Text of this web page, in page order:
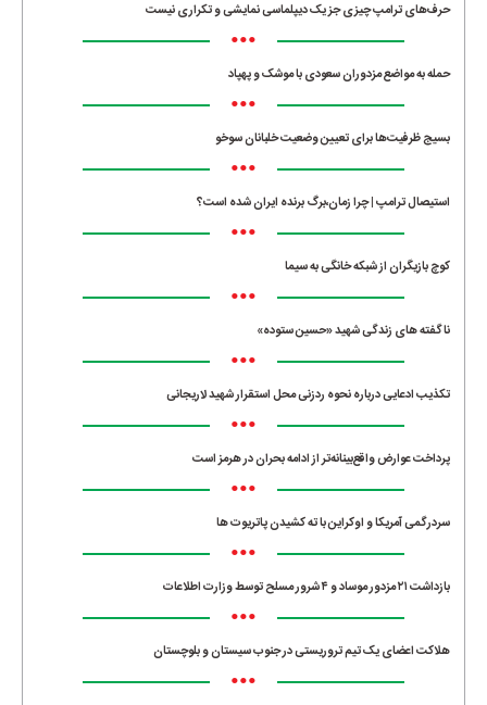
حرف‌های ترامپ چیزی جز یک دیپلماسی نمایشی و تکراری نیست
•••
حمله به مواضع مزدوران سعودی با موشک و پهپاد
•••
بسیج ظرفیت‌ها برای تعیین وضعیت خلبانان سوخو
•••
استیصال ترامپ | چرا زمان،برگ برنده ایران شده است؟
•••
کوچ بازیگران از شبکه خانگی به سیما
•••
ناگفته های زندگی شهید «حسین ستوده»
•••
تکذیب ادعایی درباره نحوه ردزنی محل استقرار شهید لاریجانی
•••
پرداخت عوارض واقع‌بینانه‌تر از ادامه بحران در هرمز است
•••
سردرگمی آمریکا و اوکراین با ته کشیدن پاتریوت ها
•••
بازداشت ۲۱ مزدور موساد و ۴ شرور مسلح توسط وزارت اطلاعات
•••
هلاکت اعضای یک تیم تروریستی در جنوب سیستان و بلوچستان
•••